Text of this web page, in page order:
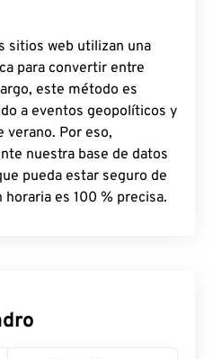
sitios web utilizan una
para convertir entre
este método es
a eventos geopolíticos y
verano. Por eso,
nuestra base de datos
pueda estar seguro de
es 100 % precisa.